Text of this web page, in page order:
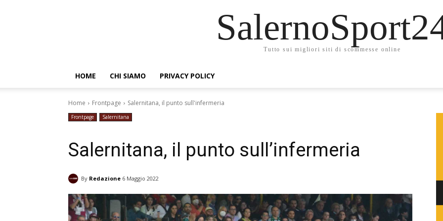
Tutto sui migliori siti di scommesse online
HOME CHI SIAMO PRIVACY POLICY
Home Frontpage Salernitana, il punto sull'infermeria
Frontpage Salernitana
Salernitana, il punto sull’infermeria
By Redazione 6 Maggio 2022